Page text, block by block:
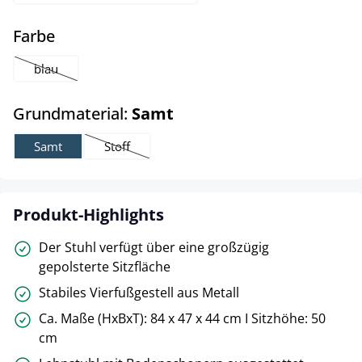
Farbeauswählen
blau
(Diese Option ist zurzeit nicht verfügbar.)
Grundmaterial: Samt
Samt Stoff
(Diese Option ist zurzeit nicht verfügbar.)
Produkt-Highlights
Der Stuhl verfügt über eine großzügig
gepolsterte Sitzfläche
Stabiles Vierfußgestell aus Metall
Ca. Maße (HxBxT): 84 x 47 x 44 cm I Sitzhöhe: 50
cm